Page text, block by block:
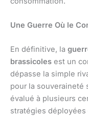
Une Guerre Où le
En définitive, la
brassicoles est un
dépasse la simple
pour la souveraineté
évalué à plusieurs
stratégies